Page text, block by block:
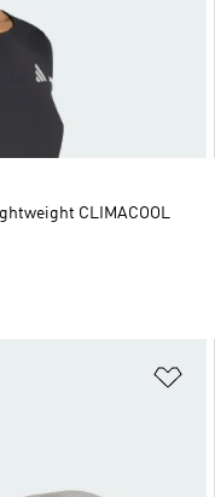
CLIMACOOL